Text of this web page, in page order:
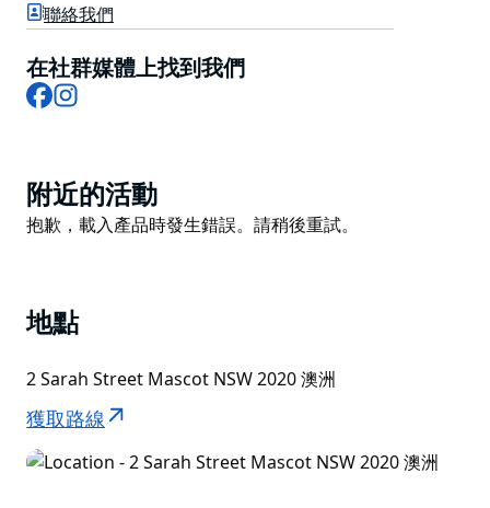
以免費的 Express Start 自助早餐或外帶選項開始新的一
Essentials 提供所有優質的室內便利設施讓您享受賓至如
歸的感覺，即使您在我們離開了。
聯絡我們
在社群媒體上找到我們
Facebook
Product
List
附近的活動
Product
抱歉，載入產品時發生錯誤。請稍後重試。
地點
2 Sarah Street Mascot NSW 2020 澳洲
獲取路線